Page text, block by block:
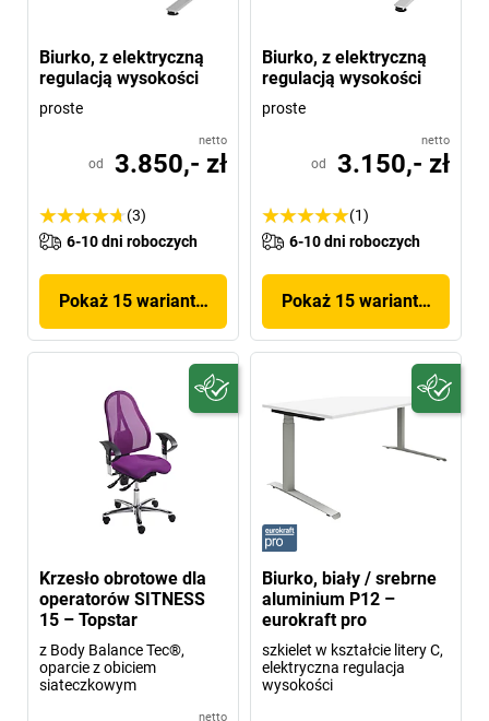
Biurko, z elektryczną
regulacją wysokości
proste
netto
od 3.850,- zł
(3)
6-10 dni roboczych
Pokaż 15 wariantów
Biurko, z elektryczną
regulacją wysokości
proste
netto
od 3.150,- zł
(1)
6-10 dni roboczych
Pokaż 15 wariantów
Krzesło obrotowe dla
operatorów SITNESS
15 – Topstar
z Body Balance Tec®,
oparcie z obiciem
siateczkowym
netto
Biurko, biały / srebrne
aluminium P12 –
eurokraft pro
szkielet w kształcie litery C,
elektryczna regulacja
wysokości